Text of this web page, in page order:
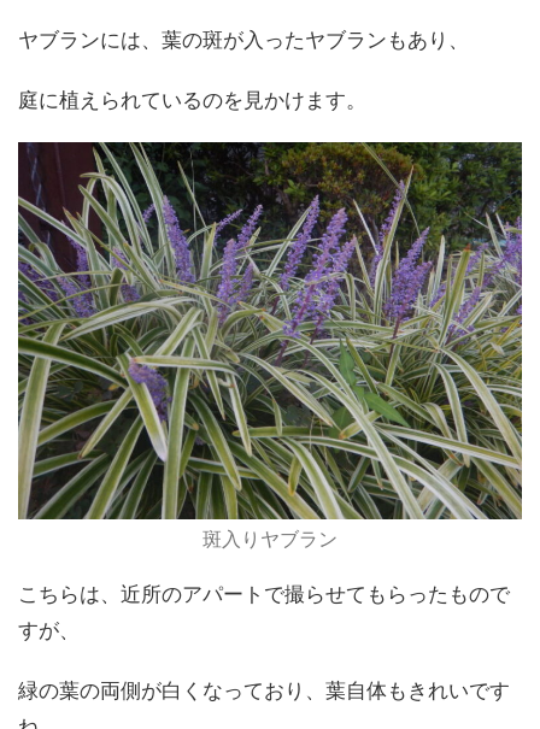
ヤブランには、葉の斑が入ったヤブランもあり、
庭に植えられているのを見かけます。
斑入りヤブラン
こちらは、近所のアパートで撮らせてもらったもので
すが、
緑の葉の両側が白くなっており、葉自体もきれいです